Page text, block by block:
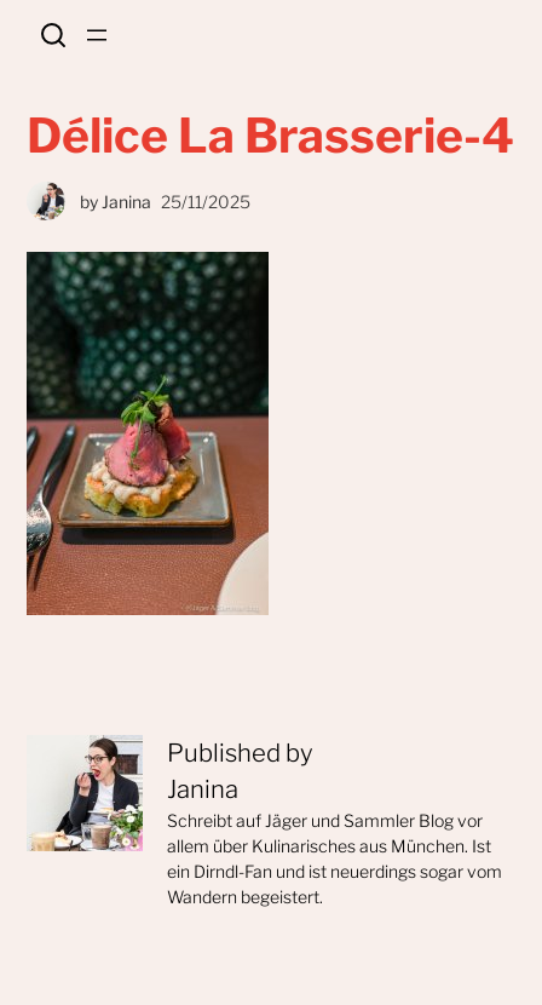
Délice La Brasserie-4
by Janina 25/11/2025
Published by
Janina
Schreibt auf Jäger und Sammler Blog vor
allem über Kulinarisches aus München. Ist
ein Dirndl-Fan und ist neuerdings sogar vom
Wandern begeistert.